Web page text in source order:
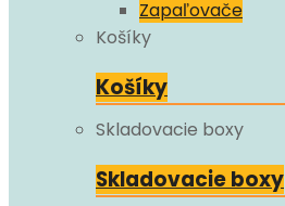
Zapaľovače
Košíky
Košíky
Skladovacie boxy
Skladovacie boxy